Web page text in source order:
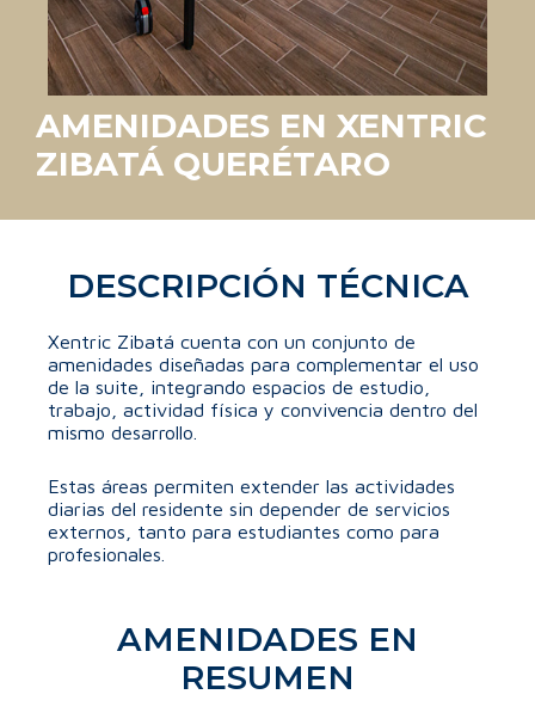
AMENIDADES EN XENTRIC
ZIBATÁ QUERÉTARO
DESCRIPCIÓN TÉCNICA
Xentric Zibatá cuenta con un conjunto de
amenidades diseñadas para complementar el uso
de la suite, integrando espacios de estudio,
trabajo, actividad física y convivencia dentro del
mismo desarrollo.
Estas áreas permiten extender las actividades
diarias del residente sin depender de servicios
externos, tanto para estudiantes como para
profesionales.
AMENIDADES EN
RESUMEN